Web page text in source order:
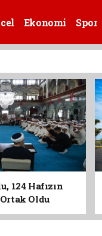
Ekonomi Spor
124 Hafızın
Oldu